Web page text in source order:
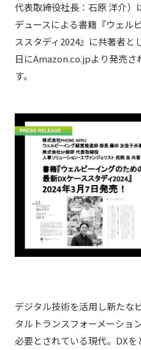
代表取締役社長：石原 洋介）
デュースによる書籍『ウェル
ススタディ2024』に共著者と
日にAmazon.co.jpより発売さ
す。
デジタル技術を活用し新たな
タルトランスフォーメーショ
必要とされている現代。DX